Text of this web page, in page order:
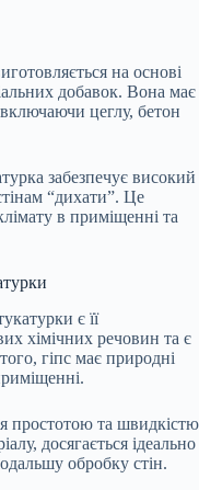
на основі
добавок. Вона має
цеглу, бетон
забезпечує високий
“дихати”. Це
в приміщенні та
є її
хімічних речовин та є
гіпс має природні
простотою та швидкістю
досягається ідеально
обробку стін.